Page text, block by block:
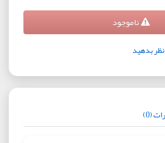
ناموجود
نظر بدهید
(0)